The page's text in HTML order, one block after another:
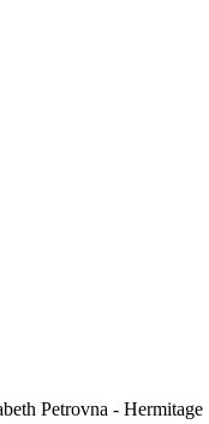
Petrovna - Hermitage